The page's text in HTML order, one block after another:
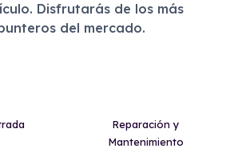
Disfrutarás de los más
del mercado.
Reparación y
Mantenimiento